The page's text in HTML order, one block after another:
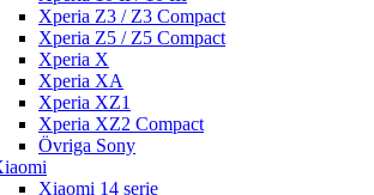
Xperia Z3 / Z3 Compact
Xperia Z5 / Z5 Compact
Xperia X
Xperia XA
Xperia XZ1
Xperia XZ2 Compact
Övriga Sony
Xiaomi 14 serie